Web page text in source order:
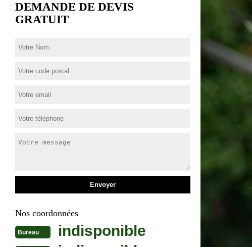
DEMANDE DE DEVIS
GRATUIT
Nos coordonnées
Bureau indisponible